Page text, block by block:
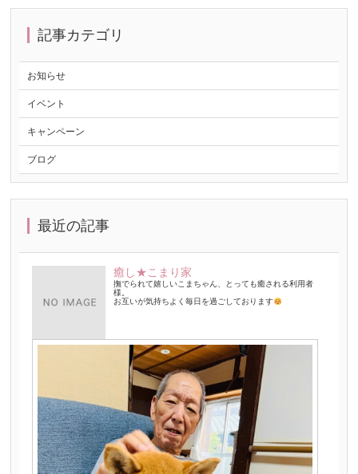
記事カテゴリ
お知らせ
イベント
キャンペーン
ブログ
最近の記事
癒し★こまり家
撫でられて嬉しいこまちゃん、とっても癒される利用者
様。
お互いが気持ちよく毎日を過ごしております